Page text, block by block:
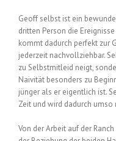
Geoff selbst ist ein
dritten Person die
kommt dadurch perfekt zur
jederzeit nachvollziehbar.
zu Selbstmitleid neigt,
Naivität besonders zu
jünger als er eigentlich ist.
Zeit und wird dadurch
Von der Arbeit auf der